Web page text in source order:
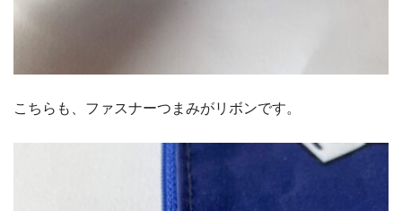
こちらも、ファスナーつまみがリボンです。